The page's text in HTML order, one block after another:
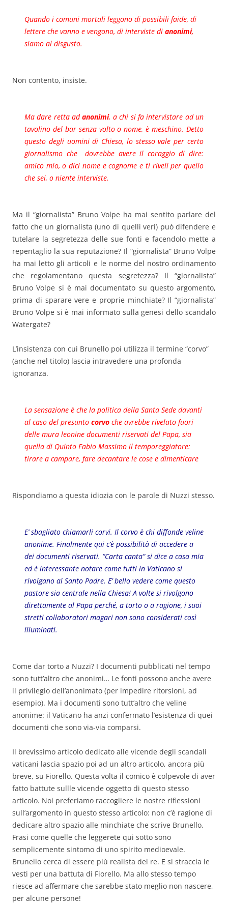
Quando i comuni mortali leggono di possibili faide, di
lettere che vanno e vengono, di interviste di anonimi,
siamo al disgusto.
Non contento, insiste.
Ma dare retta adanonimi, a chi si fa intervistare ad un
tavolino del bar senza volto o nome, è meschino. Detto
questo degli uomini di Chiesa, lo stesso vale per certo
giornalismo che dovrebbe avere il coraggio di dire:
amico mio, o dici nome e cognome e ti riveli per quello
che sei, o niente interviste.
Ma il “giornalista” Bruno Volpe ha mai sentito parlare del
fatto che un giornalista (uno di quelli veri) può difendere e
tutelare la segretezza delle sue fonti e facendolo mette a
repentaglio la sua reputazione? Il “giornalista” Bruno Volpe
ha mai letto gli articoli e le norme del nostro ordinamento
che regolamentano questa segretezza? Il “giornalista”
Bruno Volpe si è mai documentato su questo argomento,
prima di sparare vere e proprie minchiate? Il “giornalista”
Bruno Volpe si è mai informato sulla genesi dello scandalo
Watergate?
L’insistenza con cui Brunello poi utilizza il termine “corvo”
(anche nel titolo) lascia intravedere una profonda
ignoranza.
La sensazione è che la politica della Santa Sede davanti
al caso del presunto corvo che avrebbe rivelato fuori
delle mura leonine documenti riservati del Papa, sia
quella di Quinto Fabio Massimo il temporeggiatore:
tirare a campare, fare decantare le cose e dimenticare
Rispondiamo a questa idiozia con le parole di Nuzzi stesso.
E’ sbagliato chiamarli corvi. Il corvo è chi diffonde veline
anonime. Finalmente qui c’è possibilità di accedere a
dei documenti riservati. “Carta canta” si dice a casa mia
ed è interessante notare come tutti in Vaticano si
rivolgano al Santo Padre. E’ bello vedere come questo
pastore sia centrale nella Chiesa! A volte si rivolgono
direttamente al Papa perché, a torto o a ragione, i suoi
stretti collaboratori magari non sono considerati così
illuminati.
Come dar torto a Nuzzi? I documenti pubblicati nel tempo
sono tutt’altro che anonimi… Le fonti possono anche avere
il privilegio dell’anonimato (per impedire ritorsioni, ad
esempio). Ma i documenti sono tutt’altro che veline
anonime: il Vaticano ha anzi confermato l’esistenza di quei
documenti che sono via-via comparsi.
Il brevissimo articolo dedicato alle vicende degli scandali
vaticani lascia spazio poi ad un altro articolo, ancora più
breve, su Fiorello. Questa volta il comico è colpevole di aver
fatto battute sullle vicende oggetto di questo stesso
articolo. Noi preferiamo raccogliere le nostre riflessioni
sull’argomento in questo stesso articolo: non c’è ragione di
dedicare altro spazio alle minchiate che scrive Brunello.
Frasi come quelle che leggerete qui sotto sono
semplicemente sintomo di uno spirito medioevale.
Brunello cerca di essere più realista del re. E si straccia le
vesti per una battuta di Fiorello. Ma allo stesso tempo
riesce ad affermare che sarebbe stato meglio non nascere,
per alcune persone!